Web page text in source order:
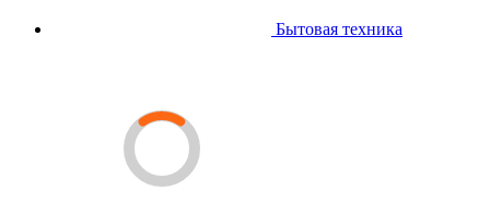
Бытовая техника